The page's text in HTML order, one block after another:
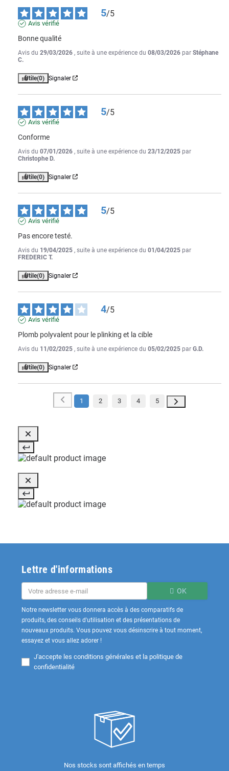
5/5
Avis vérifié
Bonne qualité
Avis du 29/03/2026 , suite à une expérience du 08/03/2026 par Stéphane
C.
Utile(0) Signaler
5/5
Avis vérifié
Conforme
Avis du 07/01/2026 , suite à une expérience du 23/12/2025 par
Christophe D.
Utile(0) Signaler
5/5
Avis vérifié
Pas encore testé.
Avis du 19/04/2025 , suite à une expérience du 01/04/2025 par
FREDERIC T.
Utile(0) Signaler
4/5
Avis vérifié
Plomb polyvalent pour le plinking et la cible
Avis du 11/02/2025 , suite à une expérience du 05/02/2025 par G.D.
Utile(0) Signaler
1 2 3 4 5
Lettre d'informations
OK
Notre newsletter vous donnera accès à des comparatifs de
produits, des conseils d'utilisation et des présentations de
nouveaux produits. Vous pouvez vous désinscrire à tout moment,
essayez et vous allez adorer !
J'accepte les conditions générales et la politique de
confidentialité
Nos stocks sont affichés en temps